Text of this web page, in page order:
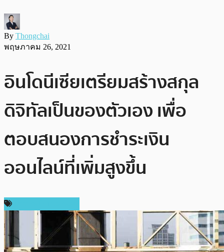
By Thongchai
พฤษภาคม 26, 2021
อินโดนีเซียเตรียมสร้างสกุล
ดิจิทัลเป็นของตัวเอง เพื่อ
ตอบสนองการชำระเงิน
ออนไลน์ที่เพิ่มสูงขึ้น